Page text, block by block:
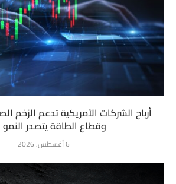
أرباح الشركات الأمريكية تدعم الزخم
وقطاع الطاقة يتصدر
6 أغسطس، 2026